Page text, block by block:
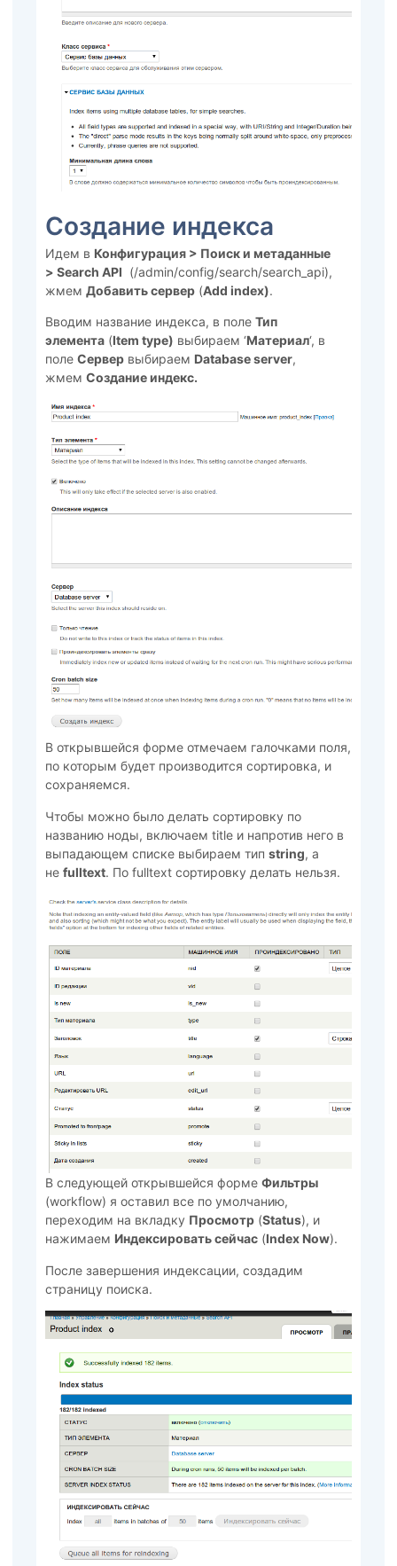
Создание индекса
Идем в Конфигурация > Поиск и метаданные
> Search API (/admin/config/search/search_api),
жмем Добавить сервер(Add index).
Вводим название индекса, в поле Тип
элемента(Item type) выбираем ‘Материал‘, в
поле Сервервыбираем Database server,
жмем Создание индекс.
В открывшейся форме отмечаем галочками поля,
по которым будет производится сортировка, и
сохраняемся.
Чтобы можно было делать сортировку по
названию ноды, включаем title и напротив него в
выпадающем списке выбираем тип string, а
не fulltext. По fulltext сортировку делать нельзя.
В следующей открывшейся форме Фильтры
(workflow) я оставил все по умолчанию,
переходим на вкладку Просмотр(Status), и
нажимаем Индексировать сейчас(Index Now).
После завершения индексации, создадим
страницу поиска.